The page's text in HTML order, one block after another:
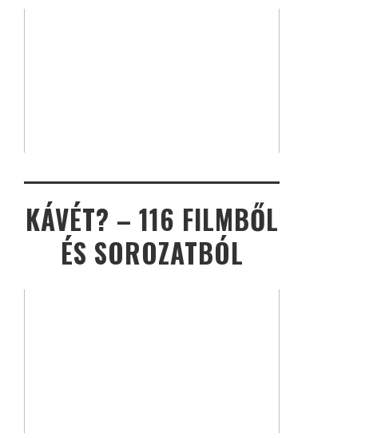
KÁVÉT? – 116 FILMBŐL
ÉS SOROZATBÓL